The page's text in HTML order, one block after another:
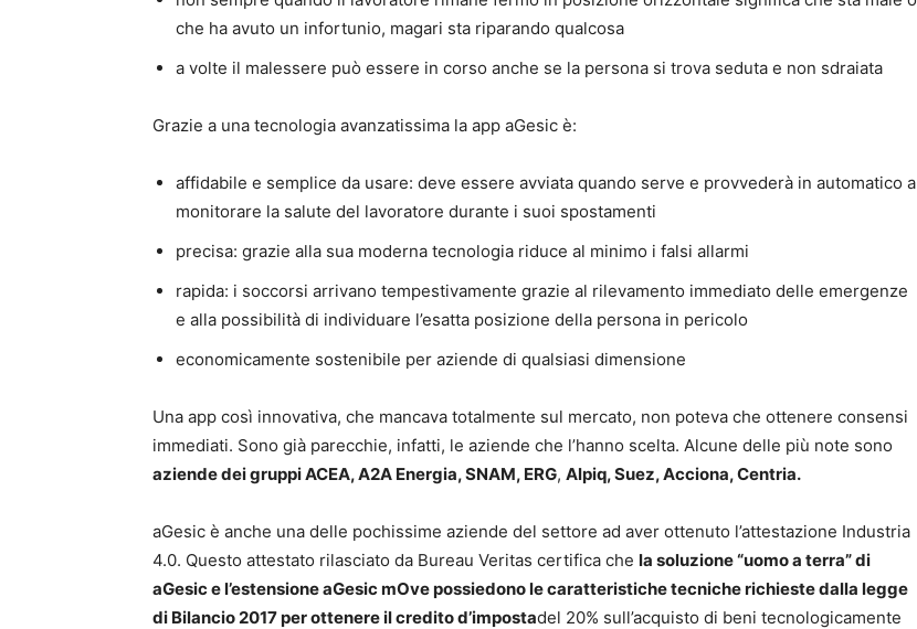
che ha avuto un infortunio, magari sta riparando qualcosa
a volte il malessere può essere in corso anche se la persona si trova seduta e non sdraiata
Grazie a una tecnologia avanzatissima la app aGesic è:
affidabile e semplice da usare: deve essere avviata quando serve e provvederà in automatico a
monitorare la salute del lavoratore durante i suoi spostamenti
precisa: grazie alla sua moderna tecnologia riduce al minimo i falsi allarmi
rapida: i soccorsi arrivano tempestivamente grazie al rilevamento immediato delle emergenze
e alla possibilità di individuare l’esatta posizione della persona in pericolo
economicamente sostenibile per aziende di qualsiasi dimensione
Una app così innovativa, che mancava totalmente sul mercato, non poteva che ottenere consensi
immediati. Sono già parecchie, infatti, le aziende che l’hanno scelta. Alcune delle più note sono
aziende dei gruppi ACEA, A2A Energia, SNAM, ERG, Alpiq, Suez, Acciona, Centria.
aGesic è anche una delle pochissime aziende del settore ad aver ottenuto l’attestazione Industria
4.0. Questo attestato rilasciato da Bureau Veritas certifica che la soluzione “uomo a terra” di
aGesic e l’estensione aGesic mOve possiedono le caratteristiche tecniche richieste dalla legge
di Bilancio 2017 per ottenere il credito d’impostadel 20% sull’acquisto di beni tecnologicamente